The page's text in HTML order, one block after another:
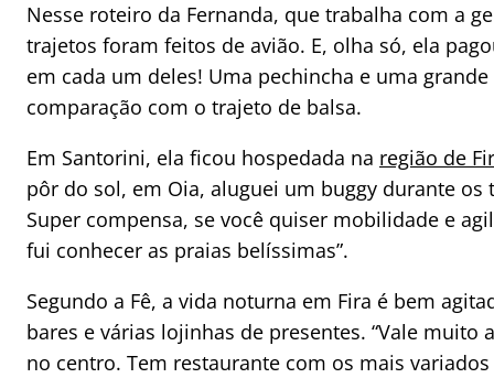
Nesse roteiro da Fernanda, que trabalha com a
trajetos foram feitos de avião. E, olha só, ela
em cada um deles! Uma pechincha e uma
comparação com o trajeto de balsa.
Em Santorini, ela ficou hospedada na região de
pôr do sol, em Oia, aluguei um buggy durante os
Super compensa, se você quiser mobilidade e
fui conhecer as praias belíssimas”.
Segundo a Fê, a vida noturna em Fira é bem
bares e várias lojinhas de presentes. “Vale muito
no centro. Tem restaurante com os mais